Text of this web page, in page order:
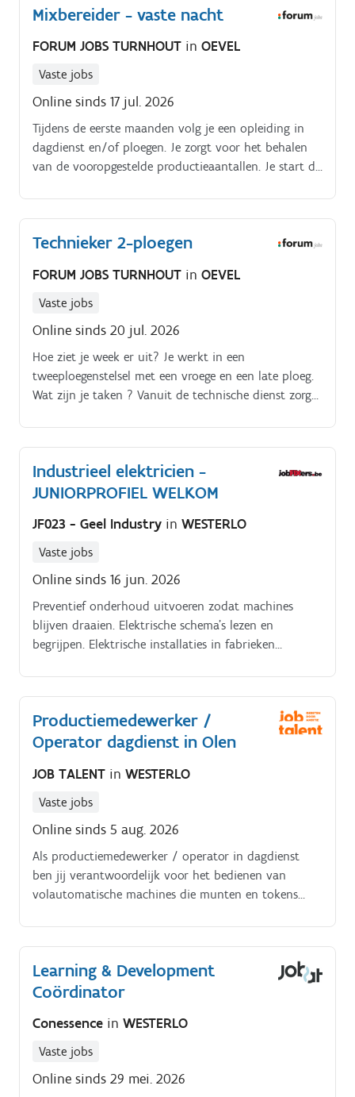
Mixbereider - vaste nacht
FORUM JOBS TURNHOUT in OEVEL
Vaste jobs
Online sinds 17 jul. 2026
Tijdens de eerste maanden volg je een opleiding in
dagdienst en/of ploegen. Je zorgt voor het behalen
van de vooropgestelde productieaantallen. Je start de
Technieker 2-ploegen
FORUM JOBS TURNHOUT in OEVEL
Vaste jobs
Online sinds 20 jul. 2026
Hoe ziet je week er uit? Je werkt in een
tweeploegenstelsel met een vroege en een late ploeg.
Wat zijn je taken ? Vanuit de technische dienst zorg
draaien.
Industrieel elektricien -
JUNIORPROFIEL WELKOM
JF023 - Geel Industry in WESTERLO
Vaste jobs
Online sinds 16 jun. 2026
Preventief onderhoud uitvoeren zodat machines
blijven draaien. Elektrische schema's lezen en
begrijpen. Elektrische installaties in fabrieken
Productiemedewerker /
Operator dagdienst in Olen
JOB TALENT in WESTERLO
Vaste jobs
Online sinds 5 aug. 2026
Als productiemedewerker / operator in dagdienst
ben jij verantwoordelijk voor het bedienen van
volautomatische machines die munten en tokens
eerste lijnstoringen en draagt bij aan een kwalitatief
productieproces.
Learning & Development
Coördinator
Conessence in WESTERLO
Vaste jobs
Online sinds 29 mei. 2026